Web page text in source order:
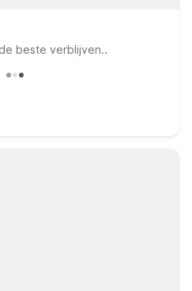
beste verblijven..